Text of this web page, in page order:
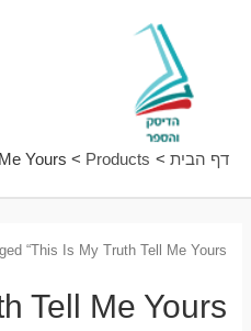
דף הבית Products
Yours
“This Is My Truth Tell Me Yours”
Tell Me Yours